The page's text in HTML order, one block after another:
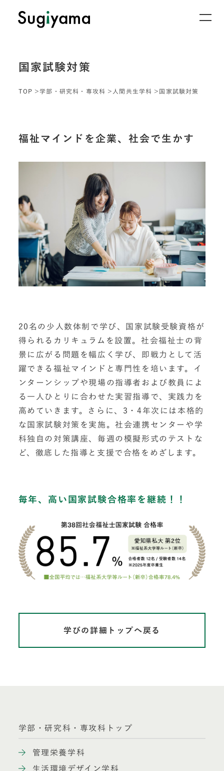
国家試験対策
TOP 学部・研究科・専攻科 人間共生学科 国家試験対策
福祉マインドを企業、社会で生かす
20名の少人数体制で学び、国家試験受験資格が
得られるカリキュラムを設置。社会福祉士の背
景に広がる問題を幅広く学び、即戦力として活
躍できる福祉マインドと専門性を培います。イ
ンターンシップや現場の指導者および教員によ
る一人ひとりに合わせた実習指導で、実践力を
高めていきます。さらに、3・4年次には本格的
な国家試験対策を実施。社会連携センターや学
科独自の対策講座、毎週の模擬形式のテストな
ど、徹底した指導と支援で合格をめざします。
毎年、高い国家試験合格率を継続！！
学びの詳細トップへ戻る
学部・研究科・専攻科トップ
管理栄養学科
生活環境デザイン学科